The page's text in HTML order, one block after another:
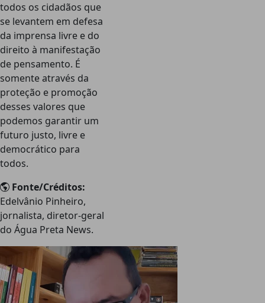
todos os cidadãos que
se levantem em defesa
da imprensa livre e do
direito à manifestação
de pensamento. É
somente através da
proteção e promoção
desses valores que
podemos garantir um
futuro justo, livre e
democrático para
todos.
Fonte/Créditos:
Edelvânio Pinheiro,
jornalista, diretor-geral
do Água Preta News.